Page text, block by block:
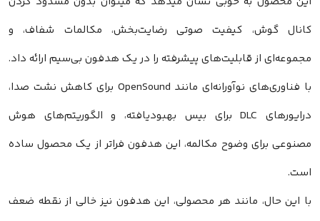
کانال گوش، کیفیت صوتی رضایت‌بخش، مکالمات شفاف، و
مجموعه‌ای از قابلیت‌های پیشرفته را در یک هدفون بی‌سیم ارائه داد.
با فناوری‌های نوآورانه‌ای مانند OpenSound برای کاهش نشت صدا،
درایورهای DLC برای بیس بهبودیافته، و الگوریتم‌های هوش
مصنوعی برای وضوح مکالمه، این هدفون فراتر از یک محصول ساده
است.
با این حال، مانند هر محصولی، این هدفون نیز خالی از نقطه ضعف